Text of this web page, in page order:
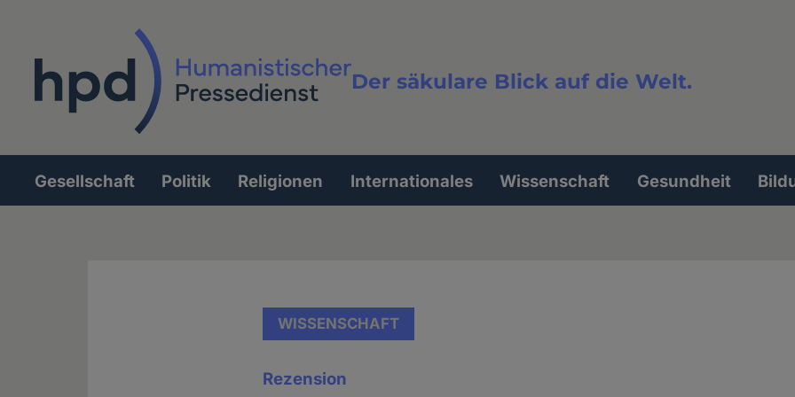
Der säkulare Blick auf die Welt.
Volltextsuche
Hauptnavigation
Gesellschaft Politik Religionen Internationales Wissenschaft Gesundheit
WISSENSCHAFT
Rezension